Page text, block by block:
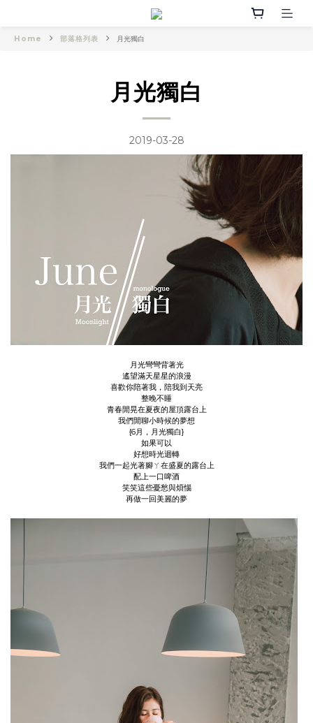
Home 部落格列表 月光獨白
月光獨白
2019-03-28
月光彎彎背著光
遙望滿天星星的浪漫
喜歡你陪著我，陪我到天亮
整晚不睡
青春閒晃在夏夜的屋頂露台上
我們閒聊小時候的夢想
{6月，月光獨白}
如果可以
好想時光迴轉
我們一起光著腳ㄚ在盛夏的露台上
配上一口啤酒
笑笑這些憂愁與煩惱
再做一回美麗的夢